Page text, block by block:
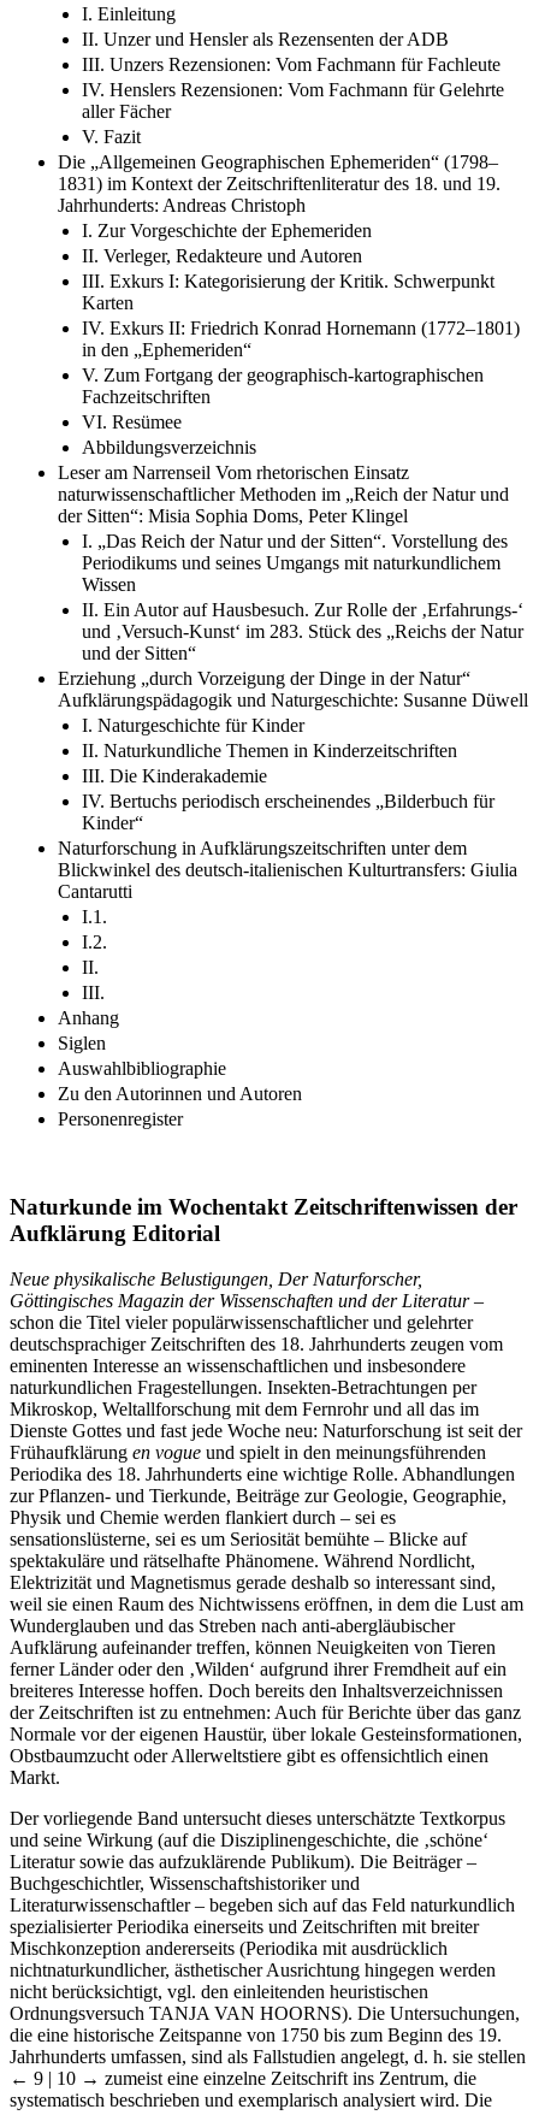
I. Einleitung
II. Unzer und Hensler als Rezensenten der ADB
III. Unzers Rezensionen: Vom Fachmann für Fachleute
IV. Henslers Rezensionen: Vom Fachmann für Gelehrte
aller Fächer
V. Fazit
Die „Allgemeinen Geographischen Ephemeriden“ (1798–
1831) im Kontext der Zeitschriftenliteratur des 18. und 19.
Jahrhunderts: Andreas Christoph
I. Zur Vorgeschichte der Ephemeriden
II. Verleger, Redakteure und Autoren
III. Exkurs I: Kategorisierung der Kritik. Schwerpunkt
Karten
IV. Exkurs II: Friedrich Konrad Hornemann (1772–1801)
in den „Ephemeriden“
V. Zum Fortgang der geographisch-kartographischen
Fachzeitschriften
VI. Resümee
Abbildungsverzeichnis
Leser am Narrenseil Vom rhetorischen Einsatz
naturwissenschaftlicher Methoden im „Reich der Natur und
der Sitten“: Misia Sophia Doms, Peter Klingel
I. „Das Reich der Natur und der Sitten“. Vorstellung des
Periodikums und seines Umgangs mit naturkundlichem
Wissen
II. Ein Autor auf Hausbesuch. Zur Rolle der ‚Erfahrungs-‘
und ‚Versuch-Kunst‘ im 283. Stück des „Reichs der Natur
und der Sitten“
Erziehung „durch Vorzeigung der Dinge in der Natur“
Aufklärungspädagogik und Naturgeschichte: Susanne Düwell
I. Naturgeschichte für Kinder
II. Naturkundliche Themen in Kinderzeitschriften
III. Die Kinderakademie
IV. Bertuchs periodisch erscheinendes „Bilderbuch für
Kinder“
Naturforschung in Aufklärungszeitschriften unter dem
Blickwinkel des deutsch-italienischen Kulturtransfers: Giulia
Cantarutti
I.1.
I.2.
II.
III.
Anhang
Siglen
Auswahlbibliographie
Zu den Autorinnen und Autoren
Personenregister
Naturkunde im Wochentakt Zeitschriftenwissen der
Aufklärung Editorial
Neue physikalische Belustigungen, Der Naturforscher,
Göttingisches Magazin der Wissenschaften und der Literatur–
schon die Titel vieler populärwissenschaftlicher und gelehrter
deutschsprachiger Zeitschriften des 18. Jahrhunderts zeugen vom
eminenten Interesse an wissenschaftlichen und insbesondere
naturkundlichen Fragestellungen. Insekten-Betrachtungen per
Mikroskop, Weltallforschung mit dem Fernrohr und all das im
Dienste Gottes und fast jede Woche neu: Naturforschung ist seit der
Frühaufklärung en vogue und spielt in den meinungsführenden
Periodika des 18. Jahrhunderts eine wichtige Rolle. Abhandlungen
zur Pflanzen- und Tierkunde, Beiträge zur Geologie, Geographie,
Physik und Chemie werden flankiert durch – sei es
sensationslüsterne, sei es um Seriosität bemühte – Blicke auf
spektakuläre und rätselhafte Phänomene. Während Nordlicht,
Elektrizität und Magnetismus gerade deshalb so interessant sind,
weil sie einen Raum des Nichtwissens eröffnen, in dem die Lust am
Wunderglauben und das Streben nach anti-abergläubischer
Aufklärung aufeinander treffen, können Neuigkeiten von Tieren
ferner Länder oder den ‚Wilden‘ aufgrund ihrer Fremdheit auf ein
breiteres Interesse hoffen. Doch bereits den Inhaltsverzeichnissen
der Zeitschriften ist zu entnehmen: Auch für Berichte über das ganz
Normale vor der eigenen Haustür, über lokale Gesteinsformationen,
Obstbaumzucht oder Allerweltstiere gibt es offensichtlich einen
Markt.
Der vorliegende Band untersucht dieses unterschätzte Textkorpus
und seine Wirkung (auf die Disziplinengeschichte, die ‚schöne‘
Literatur sowie das aufzuklärende Publikum). Die Beiträger –
Buchgeschichtler, Wissenschaftshistoriker und
Literaturwissenschaftler – begeben sich auf das Feld naturkundlich
spezialisierter Periodika einerseits und Zeitschriften mit breiter
Mischkonzeption andererseits (Periodika mit ausdrücklich
nichtnaturkundlicher, ästhetischer Ausrichtung hingegen werden
nicht berücksichtigt, vgl. den einleitenden heuristischen
Ordnungsversuch TANJA VAN HOORNS). Die Untersuchungen,
die eine historische Zeitspanne von 1750 bis zum Beginn des 19.
Jahrhunderts umfassen, sind als Fallstudien angelegt, d. h. sie stellen
← 9 | 10 → zumeist eine einzelne Zeitschrift ins Zentrum, die
systematisch beschrieben und exemplarisch analysiert wird. Die